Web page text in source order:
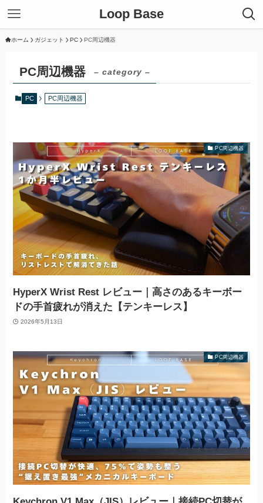
Loop Base
ホーム ガジェット PC PC周辺機器
PC周辺機器 – category –
PC PC周辺機器
PC周辺機器
HyperX Wrist Rest レビュー｜高さのあるキーボー
ドの手首疲れが消えた【テンキーレス】
2026年5月13日
PC周辺機器